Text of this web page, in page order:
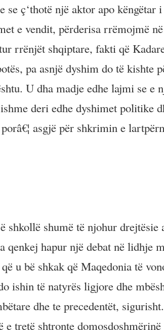
ç‘thotë një aktor apo këngëtar
e vendit, përderisa rrëmojmë
rrënjët shqiptare, fakti që
pa asnjë dyshim do të kishte
U dha madje edhe lajmi se e
deri edhe dyshimet politike
asgjë për shkrimin e
shumë të njohur drejtësie
qenkej hapur një debat në lidhje
u bë shkak që Maqedonia të
ishin të natyrës ligjore dhe
dhe te precedentët,
e tretë shtronte